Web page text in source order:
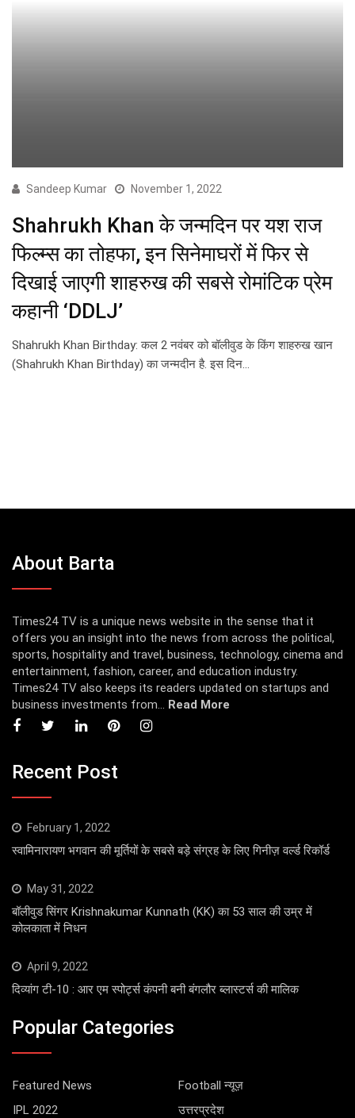
Sandeep Kumar November 1, 2022
Shahrukh Khan के जन्मदिन पर यश राज
फिल्म्स का तोहफा, इन सिनेमाघरों में फिर से
दिखाई जाएगी शाहरुख की सबसे रोमांटिक प्रेम
कहानी ‘DDLJ’
Shahrukh Khan Birthday: कल 2 नवंबर को बॉलीवुड के किंग शाहरुख खान
(Shahrukh Khan Birthday) का जन्मदीन है. इस दिन…
About Barta
Times24 TV is a unique news website in the sense that it
offers you an insight into the news from across the political,
sports, hospitality and travel, business, technology, cinema and
entertainment, fashion, career, and education industry.
Times24 TV also keeps its readers updated on startups and
business investments from... Read More
Recent Post
February 1, 2022
स्वामिनारायण भगवान की मूर्तियों के सबसे बड़े संग्रह के लिए गिनीज़ वर्ल्ड रिकॉर्ड
May 31, 2022
बॉलीवुड सिंगर Krishnakumar Kunnath (KK) का 53 साल की उम्र में
कोलकाता में निधन
April 9, 2022
दिव्यांग टी-10 : आर एम स्पोर्ट्स कंपनी बनी बंगलौर ब्लास्टर्स की मालिक
Popular Categories
Featured News
Football न्यूज़
IPL 2022
उत्तरप्रदेश